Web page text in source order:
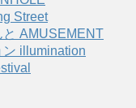
Street
AMUSEMENT
illumination